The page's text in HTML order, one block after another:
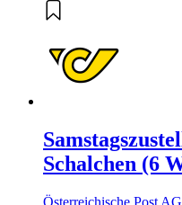
Schalchen (6
Österreichische Post AG